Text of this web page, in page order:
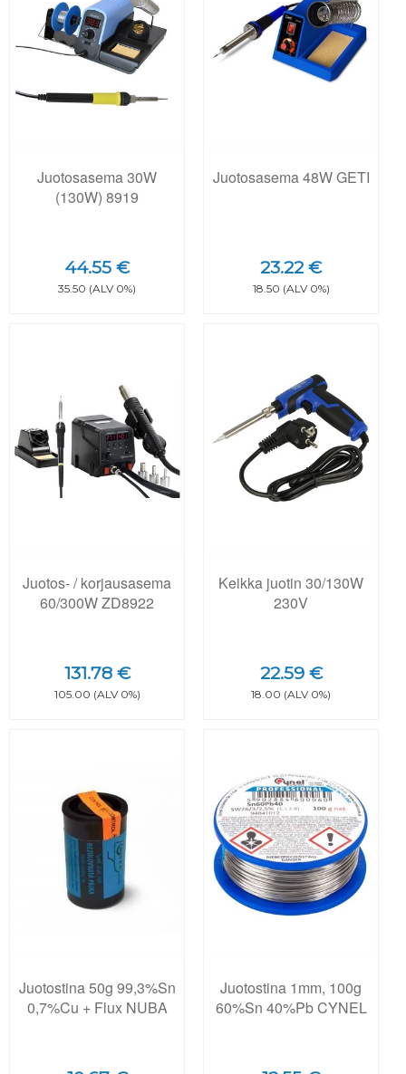
Juotosasema 30W
(130W) 8919
44.55 €
35.50 (ALV 0%)
Juotosasema 48W GETI
23.22 €
18.50 (ALV 0%)
Juotos- / korjausasema
60/300W ZD8922
131.78 €
105.00 (ALV 0%)
Keikka juotin 30/130W
230V
22.59 €
18.00 (ALV 0%)
Juotostina 50g 99,3%Sn
0,7%Cu + Flux NUBA
Juotostina 1mm, 100g
60%Sn 40%Pb CYNEL